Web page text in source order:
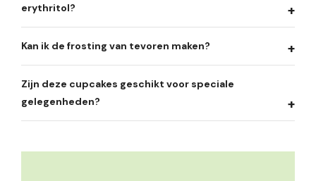
erythritol?
Kan ik de frosting van tevoren maken?
Zijn deze cupcakes geschikt voor speciale
gelegenheden?